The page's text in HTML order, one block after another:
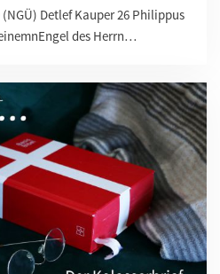
Detlef Kauper 26 Philippus
des Herrn…